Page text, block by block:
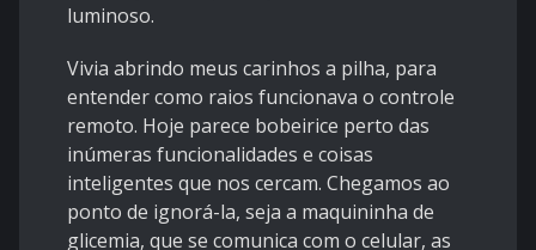
luminoso.
Vivia abrindo meus carinhos a pilha, para
entender como raios funcionava o controle
remoto. Hoje parece bobeirice perto das
inúmeras funcionalidades e coisas
inteligentes que nos cercam. Chegamos ao
ponto de ignorá-la, seja a maquininha de
glicemia, que se comunica com o celular, as